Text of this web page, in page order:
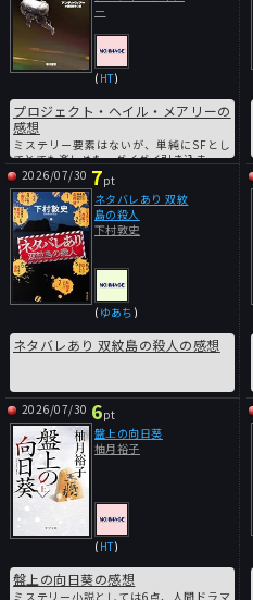
( HT)
プロジェクト・ヘイル・メアリーの
感想
ミステリー要素はないが、単純にSFとし
てとても楽しめた。グイグイ引き込ま...
ー
2026/07/30 7pt
( ゆあち )
ネタバレあり 双紋島の殺人の感想
ネタバレあり 双紋
島の殺人
下村敦史
2026/07/30 6pt
( HT)
盤上の向日葵の感想
ミステリー小説としては6点、人間ドラマ
盤上の向日葵
柚月裕子